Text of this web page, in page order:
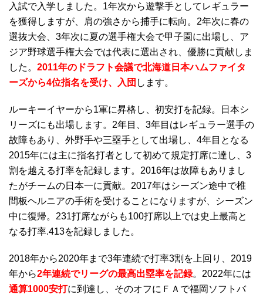
入試で入学しました。1年次から遊撃手としてレギュラー
を獲得しますが、肩の強さから捕手に転向。2年次に春の
選抜大会、3年次に夏の選手権大会で甲子園に出場し、ア
ジア野球選手権大会では代表に選出され、優勝に貢献しま
した。 2011年のドラフト会議で北海道日本ハムファイタ
ーズから4位指名を受け、入団 します。
ルーキーイヤーから1軍に昇格し、初安打を記録。日本シ
リーズにも出場します。2年目、3年目はレギュラー選手の
故障もあり、外野手や三塁手として出場し、4年目となる
2015年には主に指名打者として初めて規定打席に達し、3
割を越える打率を記録します。2016年は故障もありまし
たがチームの日本一に貢献。2017年はシーズン途中で椎
間板ヘルニアの手術を受けることになりますが、シーズン
中に復帰。231打席ながらも100打席以上では史上最高と
なる打率.413を記録しました。
2018年から2020年まで3年連続で打率3割を上回り、2019
年から2年連続でリーグの最高出塁率を記録。2022年には
通算1000安打に到達し、そのオフにＦＡで福岡ソフトバ